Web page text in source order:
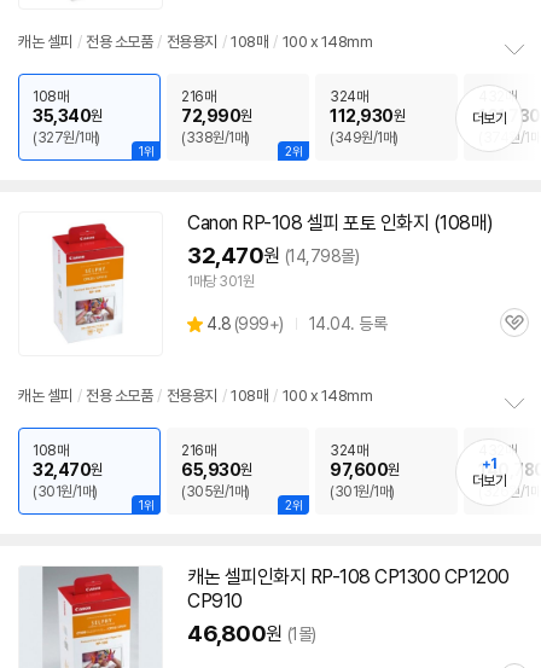
캐논 셀피 / 전용 소모품 / 전용용지 / 108매 / 100 x 148mm
보
펼
치
1위
108매
35,340원
(327원/1매)
2위
216매
72,990원
(338원/1매)
324매
112,930원
(349원/1매)
432매
161,730
(374원/1
더보기
Canon RP-108 셀피 포토 인화지 (108매)
32,470원 (14,798몰)
1매당 301원
별
4.8 (상
뷰
999+) 14.04. 등록
관
캐논 셀피 / 전용 소모품 / 전용용지 / 108매 / 100 x 148mm
보
펼
치
1위
108매
32,470원
(301원/1매)
2위
216매
65,930원
(305원/1매)
324매
97,600원
(301원/1매)
432매
(326원/1
+1
더보기
캐논 셀피인화지 RP-108 CP1300 CP1200
CP910
46,800원 (1몰)